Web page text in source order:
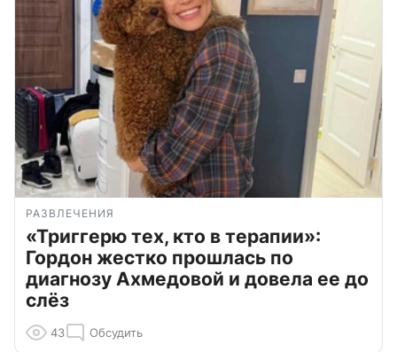
РАЗВЛЕЧЕНИЯ
«Триггерю тех, кто в терапии»:
Гордон жестко прошлась по
диагнозу Ахмедовой и довела ее до
слёз
43 Обсудить